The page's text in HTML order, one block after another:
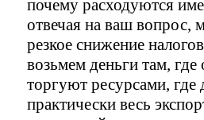
почему расходуются
отвечая на ваш вопрос,
резкое снижение
возьмем деньги там, где
торгуют ресурсами, где
практически весь